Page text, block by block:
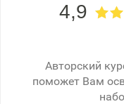
4,9
Авторский
поможет Вам